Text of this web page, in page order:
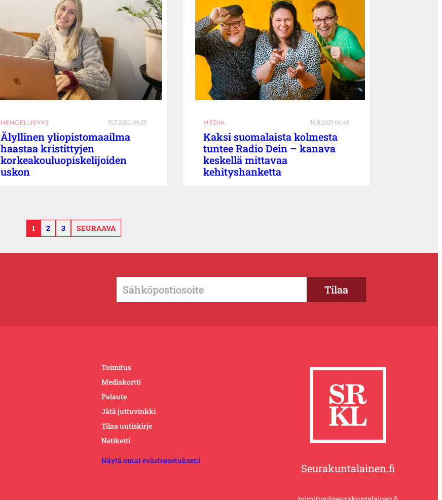
HENGELLISYYS 15.3.2022 09:23
Älyllinen yliopistomaailma
haastaa kristittyjen
korkeakouluopiskelijoiden
uskon
MEDIA 16.8.2021 06:49
Kaksi suomalaista kolmesta
tuntee Radio Dein – kanava
keskellä mittavaa
kehityshanketta
1 2 3 SEURAAVA
Toimitus
Mediakortti
Palaute
Jätä juttuvinkki
Tilaa uutiskirje
Netiketti
Näytä omat evästeasetukseni
Seurakuntalainen.fi